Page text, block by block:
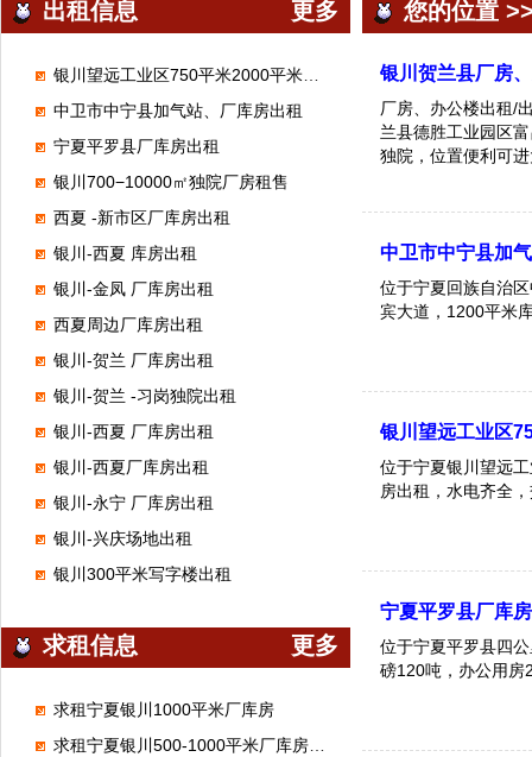
出租信息 更多
银川望远工业区750平米2000平米厂库房出租
中卫市中宁县加气站、厂库房出租
宁夏平罗县厂库房出租
银川700−10000㎡独院厂房租售
西夏 -新市区厂库房出租
银川-西夏 库房出租
银川-金凤 厂库房出租
西夏周边厂库房出租
银川-贺兰 厂库房出租
银川-贺兰 -习岗独院出租
银川-西夏 厂库房出租
银川-西夏厂库房出租
银川-永宁 厂库房出租
银川-兴庆场地出租
银川300平米写字楼出租
求租信息 更多
求租宁夏银川1000平米厂库房
求租宁夏银川500-1000平米厂库房，做汽修厂
您的位置
银川贺兰县厂房
厂房、办公楼出租/
兰县德胜工业园区
独院，位置便利可
中卫市中宁县加
位于宁夏回族自治
宾大道，1200平米
银川望远工业区
位于宁夏银川望远
房出租，水电齐全
宁夏平罗县厂库
位于宁夏平罗县四
磅120吨，办公用房